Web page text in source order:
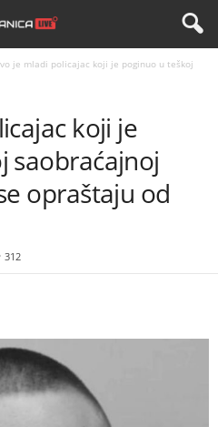
je mladi policajac koji je poginuo u teškoj
koji je
saobraćajnoj
opraštaju od
312